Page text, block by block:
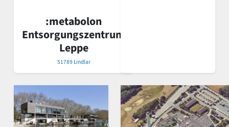
:metabolon
Entsorgungszentrum
Leppe
51789 Lindlar